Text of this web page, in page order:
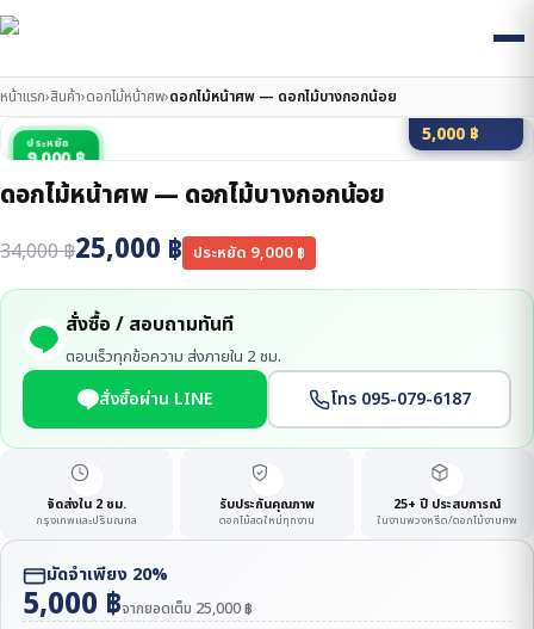
หน้าแรก›สินค้า›ดอกไม้หน้าศพ›ดอกไม้หน้าศพ — ดอกไม้บางกอกน้อย
ประหยัด
9,000 ฿
มัดจำ 20%
5,000 ฿
ดอกไม้หน้าศพ — ดอกไม้บางกอกน้อย
34,000฿25,000 ฿ ประหยัด 9,000 ฿
สั่งซื้อ / สอบถามทันที
ตอบเร็วทุกข้อความ ส่งภายใน 2 ชม.
สั่งซื้อผ่าน LINE โทร 095-079-6187
จัดส่งใน 2 ชม.
กรุงเทพและปริมณฑล
รับประกันคุณภาพ
ดอกไม้สดใหม่ทุกงาน
25+ ปี ประสบการณ์
ในงานพวงหรีด/ดอกไม้งานศพ
มัดจำเพียง 20%
5,000 ฿จากยอดเต็ม 25,000฿